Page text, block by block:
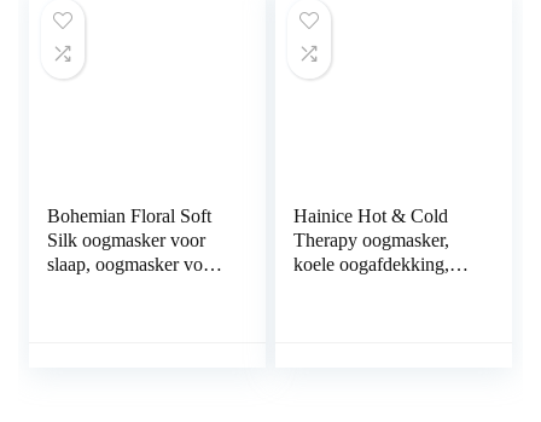
wegwerp (kamille)
Bohemian Floral Soft
Silk oogmasker voor
slaap, oogmasker voor
Hainice Hot & Cold
Therapy oogmasker,
koele oogafdekking,